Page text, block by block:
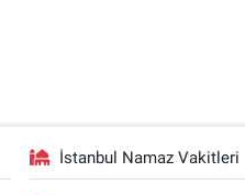
İstanbul Namaz Vakitleri